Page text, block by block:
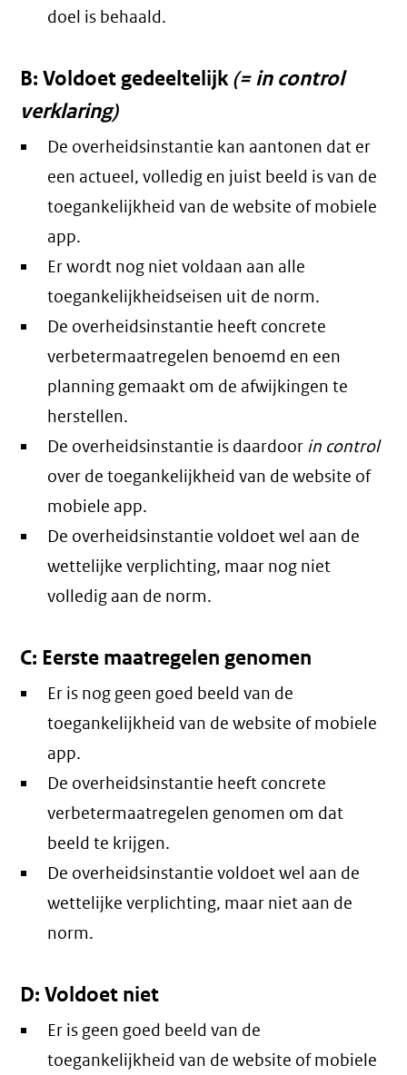
doel is behaald.
B: Voldoet gedeeltelijk(= in control
verklaring)
De overheidsinstantie kan aantonen dat er
een actueel, volledig en juist beeld is van de
toegankelijkheid van de website of mobiele
app.
Er wordt nog niet voldaan aan alle
toegankelijkheidseisen uit de norm.
De overheidsinstantie heeft concrete
verbetermaatregelen benoemd en een
planning gemaakt om de afwijkingen te
herstellen.
De overheidsinstantie is daardoor in control
over de toegankelijkheid van de website of
mobiele app.
De overheidsinstantie voldoet wel aan de
wettelijke verplichting, maar nog niet
volledig aan de norm.
C: Eerste maatregelen genomen
Er is nog geen goed beeld van de
toegankelijkheid van de website of mobiele
app.
De overheidsinstantie heeft concrete
verbetermaatregelen genomen om dat
beeld te krijgen.
De overheidsinstantie voldoet wel aan de
wettelijke verplichting, maar niet aan de
norm.
D: Voldoet niet
Er is geen goed beeld van de
toegankelijkheid van de website of mobiele